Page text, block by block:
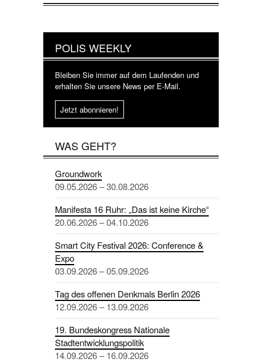
POLIS WEEKLY
Bleiben Sie immer auf dem Laufenden und
erhalten Sie unsere News per E-Mail.
Jetzt abonnieren!
WAS GEHT?
Groundwork
09.05.2026 – 30.08.2026
Manifesta 16 Ruhr: „Das ist keine Kirche“
20.06.2026 – 04.10.2026
Smart City Festival 2026: Conference &
Expo
03.09.2026 – 05.09.2026
Tag des offenen Denkmals Berlin 2026
12.09.2026 – 13.09.2026
19. Bundeskongress Nationale
Stadtentwicklungspolitik
14.09.2026 – 16.09.2026